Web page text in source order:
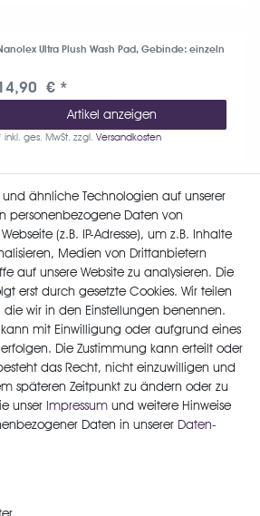
Ultra Plush Wash Pad, Gebinde: einzeln
€ *
Artikel anzeigen
inkl. ges. MwSt. zzgl.Versandkosten
Nanolex Finger-Waschhandschuh, Soft,
Weiß
14,90 € *
In den Warenkorb
inkl. ges. MwSt.zzgl.Versandkosten
und ähnliche Technologien auf unserer
personenbezogene Daten von
(z.B. IP-Adresse), um z.B. Inhalte
Medien von Drittanbietern
auf unsere Website zu analysieren. Die
erst durch gesetzte Cookies. Wir teilen
wir in den Einstellungen benennen.
mit Einwilligung oder aufgrund eines
Die Zustimmung kann erteilt oder
das Recht, nicht einzuwilligen und
späteren Zeitpunkt zu ändern oder zu
unser Impressum und weitere Hinweise
Daten in unserer Daten­